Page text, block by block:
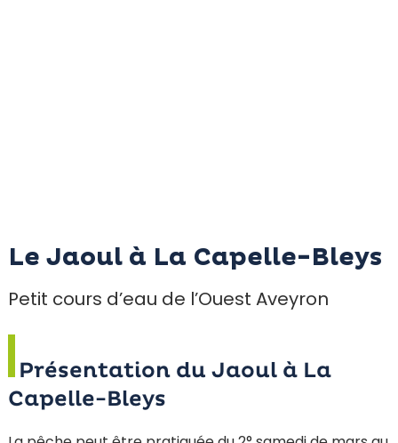
Le Jaoul à La Capelle-Bleys
Petit cours d’eau de l’Ouest Aveyron
Présentation du Jaoul à La
Capelle-Bleys